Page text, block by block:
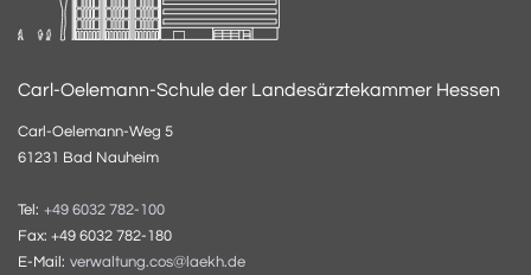
Carl-Oelemann-Schule der Landesärztekammer Hessen
Carl-Oelemann-Weg 5
61231 Bad Nauheim
Tel: +49 6032 782-100
Fax: +49 6032 782-180
E-Mail: verwaltung.cos@laekh.de